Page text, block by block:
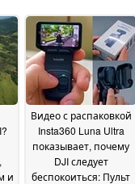
и
Видео с распаковкой
Insta360 Luna Ultra
показывает, почему
DJI следует
беспокоиться: Пульт